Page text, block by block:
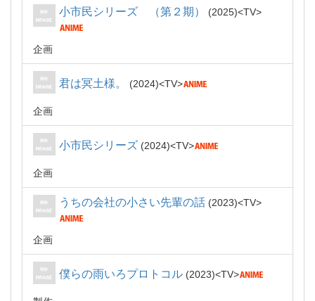
小市民シリーズ （第２期） 2025 TV
企画
君は冥土様。 2024 TV
企画
小市民シリーズ 2024 TV
企画
うちの会社の小さい先輩の話 2023 TV
企画
僕らの雨いろプロトコル 2023 TV